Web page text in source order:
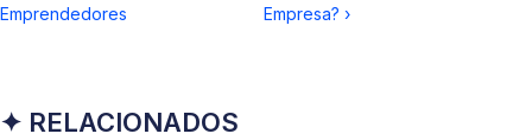
Emprendedores
Empresa? ›
✦ RELACIONADOS